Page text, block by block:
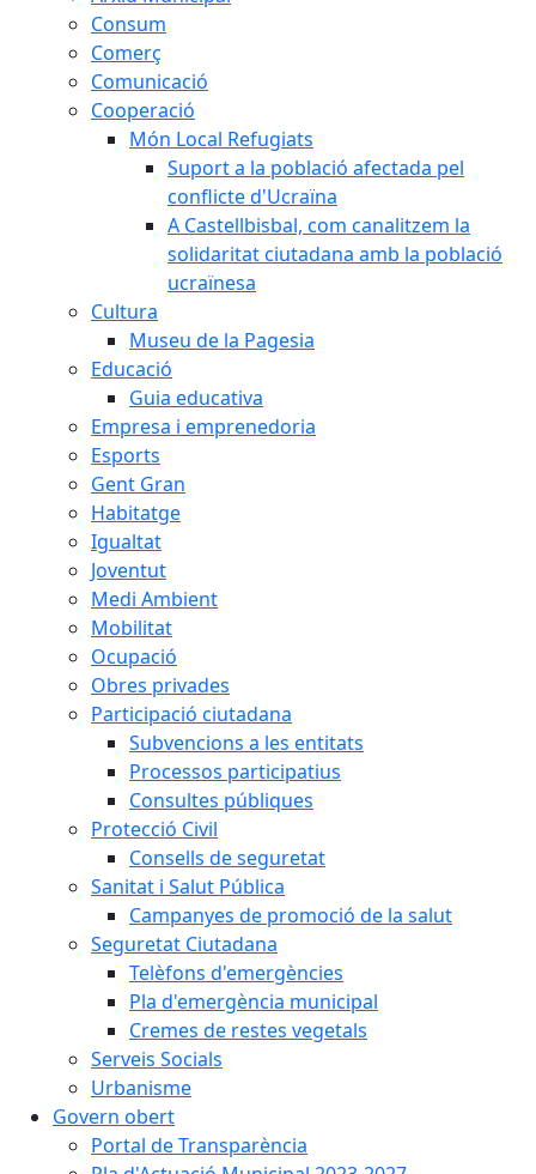
Consum
Comerç
Comunicació
Cooperació
Món Local Refugiats
Suport a la població afectada pel
conflicte d'Ucraïna
A Castellbisbal, com canalitzem la
solidaritat ciutadana amb la població
ucraïnesa
Cultura
Museu de la Pagesia
Educació
Guia educativa
Empresa i emprenedoria
Esports
Gent Gran
Habitatge
Igualtat
Joventut
Medi Ambient
Mobilitat
Ocupació
Obres privades
Participació ciutadana
Subvencions a les entitats
Processos participatius
Consultes públiques
Protecció Civil
Consells de seguretat
Sanitat i Salut Pública
Campanyes de promoció de la salut
Seguretat Ciutadana
Telèfons d'emergències
Pla d'emergència municipal
Cremes de restes vegetals
Serveis Socials
Urbanisme
Govern obert
Portal de Transparència